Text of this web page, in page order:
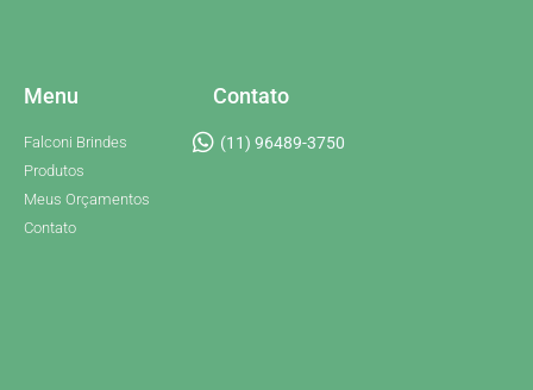
Menu
Falconi Brindes
Produtos
Meus Orçamentos
Contato
Contato
(11) 96489-3750